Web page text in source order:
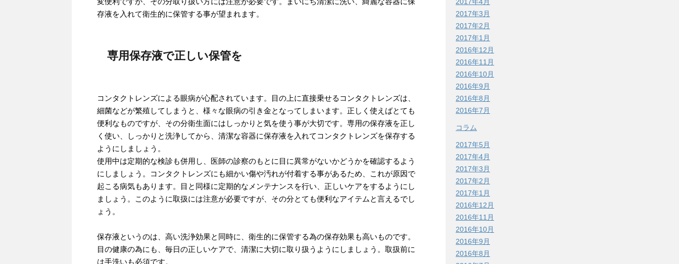
存液を入れて衛生的に保管する事が望まれます。
専用保存液で正しい保管を
コンタクトレンズによる眼病が心配されています。目の上に直接乗せるコンタクトレンズは、
細菌などが繁殖してしまうと、様々な眼病の引き金となってしまいます。正しく使えばとても
便利なものですが、その分衛生面にはしっかりと気を使う事が大切です。専用の保存液を正し
く使い、しっかりと洗浄してから、清潔な容器に保存液を入れてコンタクトレンズを保存する
ようにしましょう。
使用中は定期的な検診も併用し、医師の診察のもとに目に異常がないかどうかを確認するよう
にしましょう。コンタクトレンズにも細かい傷や汚れが付着する事があるため、これが原因で
起こる病気もあります。目と同様に定期的なメンテナンスを行い、正しいケアをするようにし
ましょう。このように取扱には注意が必要ですが、その分とても便利なアイテムと言えるでし
ょう。
保存液というのは、高い洗浄効果と同時に、衛生的に保管する為の保存効果も高いものです。
目の健康の為にも、毎日の正しいケアで、清潔に大切に取り扱うようにしましょう。取扱前に
は手洗いも必須です。
2017年3月
2017年2月
2017年1月
2016年12月
2016年11月
2016年10月
2016年9月
2016年8月
2016年7月
コラム
2017年5月
2017年4月
2017年3月
2017年2月
2017年1月
2016年12月
2016年11月
2016年10月
2016年9月
2016年8月